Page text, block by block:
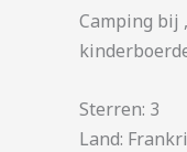
Camping bij
Sterren: 3
Land: